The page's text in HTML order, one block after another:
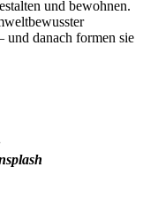
und bewohnen.
und danach formen sie